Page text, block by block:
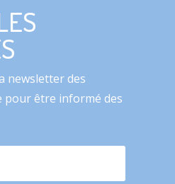
newsletter des
pour être informé des